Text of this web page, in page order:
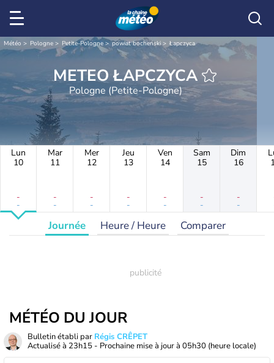
Météo Pologne Petite-Pologne powiat bocheński Łapczyca
METEO ŁAPCZYCA
Pologne (Petite-Pologne)
Lun
10
-
-
Mar
11
-
-
Mer
12
-
-
Jeu
13
-
-
Ven
14
-
-
Sam
15
-
-
Dim
16
-
-
Journée Heure / Heure Comparer
MÉTÉO DU JOUR
Bulletin établi par Régis CRÊPET
Actualisé à 23h15 - Prochaine mise à jour à 05h30 (heure locale)